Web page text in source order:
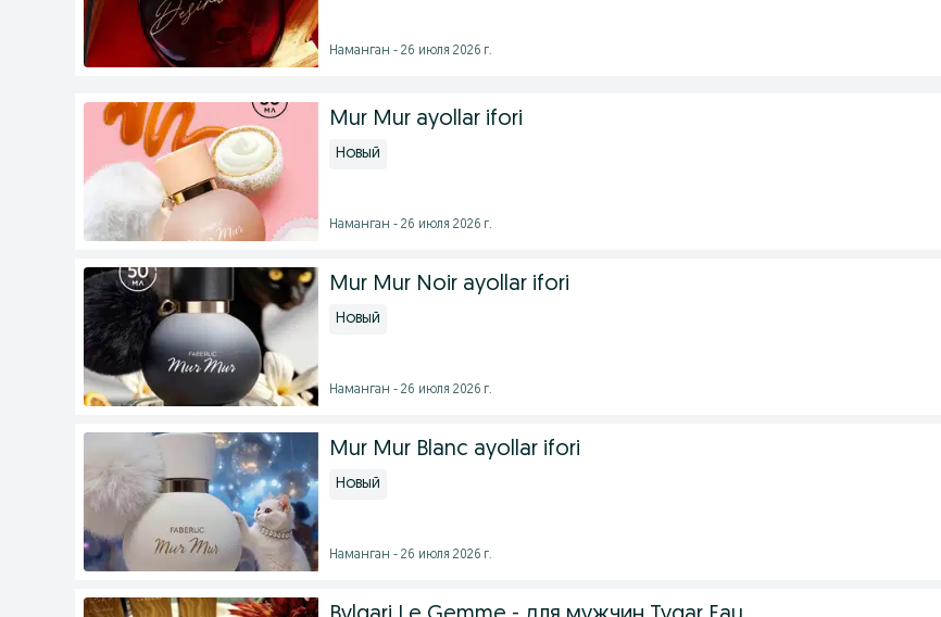
Наманган - 26 июля 2026 г.
Mur Mur ayollar ifori
Новый
Наманган - 26 июля 2026 г.
Mur Mur Noir ayollar ifori
Новый
Наманган - 26 июля 2026 г.
Mur Mur Blanc ayollar ifori
Новый
Наманган - 26 июля 2026 г.